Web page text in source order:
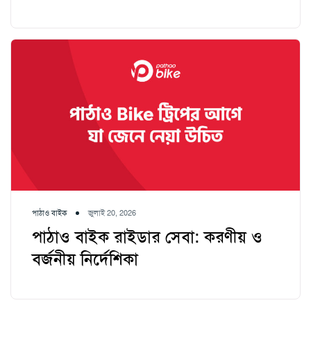
পাঠাও বাইক জুলাই 20, 2026
পাঠাও বাইক রাইডার সেবা: করণীয় ও
বর্জনীয় নির্দেশিকা